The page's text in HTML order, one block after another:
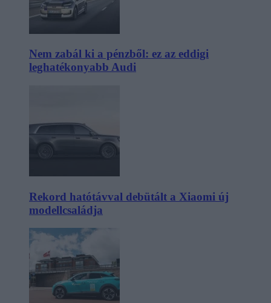
Nem zabál ki a pénzből: ez az eddigi
leghatékonyabb Audi
Rekord hatótávval debütált a Xiaomi új
modellcsaládja